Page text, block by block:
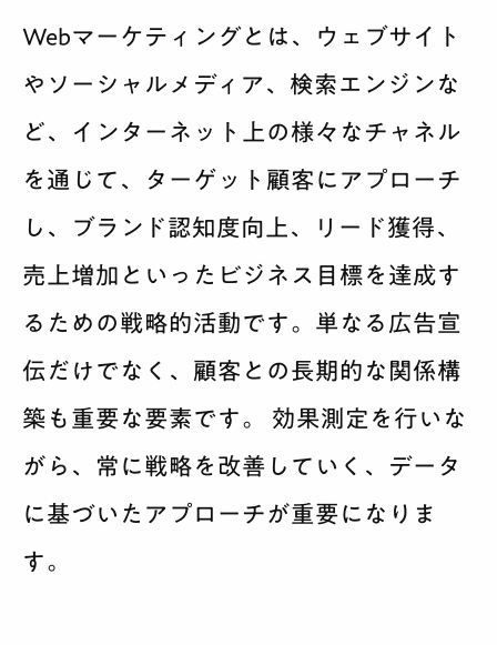
Webマーケティングとは、ウェブサイト
やソーシャルメディア、検索エンジンな
ど、インターネット上の様々なチャネル
を通じて、ターゲット顧客にアプローチ
し、ブランド認知度向上、リード獲得、
売上増加といったビジネス目標を達成す
るための戦略的活動です。単なる広告宣
伝だけでなく、顧客との長期的な関係構
築も重要な要素です。 効果測定を行いな
がら、常に戦略を改善していく、データ
に基づいたアプローチが重要になりま
す。